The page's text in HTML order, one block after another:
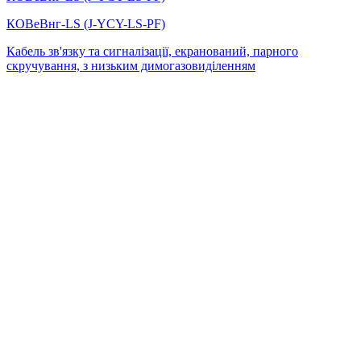
КОВеВнг-LS (J-YCY-LS-PF)
Кабель зв'язку та сигналізації, екранований, парного
скручування, з низьким димогазовиділенням